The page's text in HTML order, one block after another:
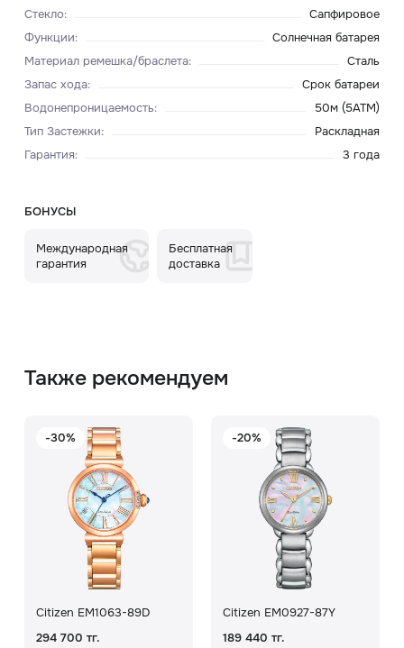
Стекло:
Сапфировое
Функции:
Солнечная батарея
Материал ремешка/браслета:
Сталь
Запас хода:
Срок батареи
Водонепроницаемость:
50м (5ATM)
Тип Застежки:
Раскладная
Гарантия: 3 года
БОНУСЫ
Международная
гарантия
Бесплатная
доставка
Также рекомендуем
-30%
Citizen EM1063-89D
294 700 тг.
-20%
Citizen EM0927-87Y
189 440 тг.